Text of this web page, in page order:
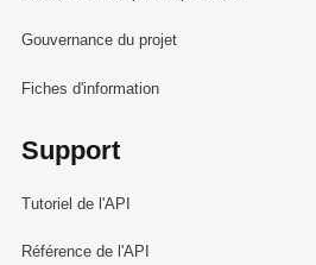
Gouvernance du projet
Fiches d'information
Support
Tutoriel de l'API
Référence de l'API